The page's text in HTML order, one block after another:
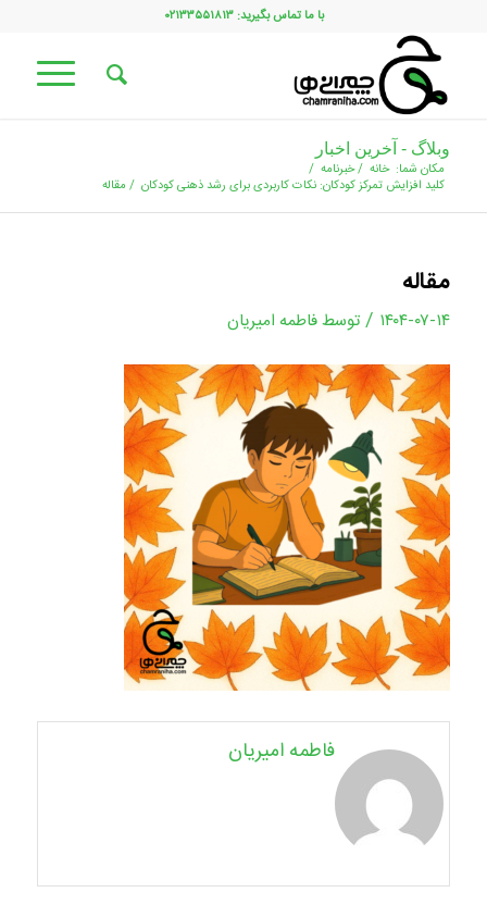
با ما تماس بگیرید: ۰۲۱۳۳۵۵۱۸۱۳
وبلاگ - آخرین اخبار
مکان شما: خانه /خبرنامه /
کلید افزایش تمرکز کودکان: نکات کاربردی برای رشد ذهنی کودکان / مقاله
مقاله
۱۴۰۴-۰۷-۱۴ / توسطفاطمه امیریان
فاطمه امیریان